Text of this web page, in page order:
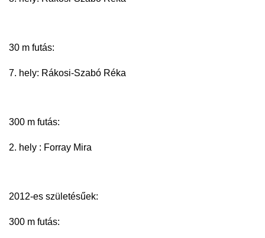
30 m futás:
7. hely: Rákosi-Szabó Réka
300 m futás:
2. hely : Forray Mira
2012-es születésűek:
300 m futás: